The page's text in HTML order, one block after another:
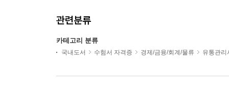
관련분류
카테고리 분류
국내도서 수험서 자격증 경제/금융/회계/물류 유통관리